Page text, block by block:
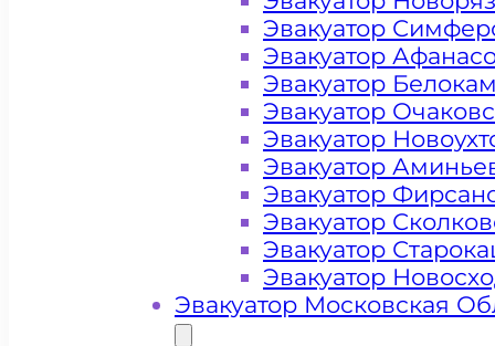
Цена от 4000 рублей
+ 100 РУБЛЕЙ ЗА КИЛОМЕТР
Эвакуатор
Эвакуатор
Эвакуатор
Эвакуатор
Эвакуатор
Эвакуатор
Эвакуатор
Эвакуатор
Эвакуатор
Эвакуатор
Эвакуатор Московская